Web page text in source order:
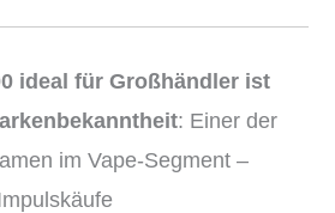
ideal für Großhändler ist
: Einer der
im Vape-Segment –